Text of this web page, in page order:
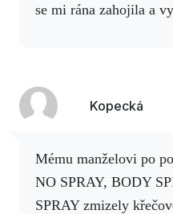
se mi rána zahojila a
Dnes už čtu bez brýlí,
Mám další osobní zkušenost s Activ NO
drinkem.Měla jsem
Kopecká
Mému manželovi po použití výrobků Activstar -
NO SPRAY, BODY
SPRAY zmizely